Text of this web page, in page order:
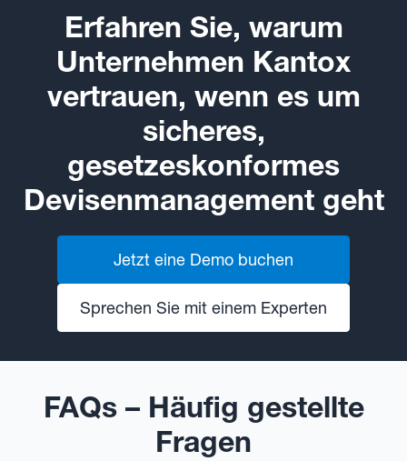
Erfahren Sie, warum
Unternehmen Kantox
vertrauen, wenn es um
sicheres,
gesetzeskonformes
Devisenmanagement geht
Jetzt eine Demo buchen
Sprechen Sie mit einem Experten
FAQs – Häufig gestellte
Fragen